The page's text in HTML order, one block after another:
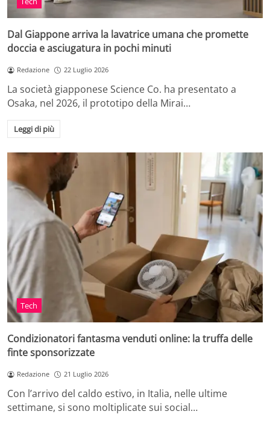
Dal Giappone arriva la lavatrice umana che promette
doccia e asciugatura in pochi minuti
Redazione 22 Luglio 2026
La società giapponese Science Co. ha presentato a
Osaka, nel 2026, il prototipo della Mirai…
Leggi di più
Tech
Condizionatori fantasma venduti online: la truffa delle
finte sponsorizzate
Redazione 21 Luglio 2026
Con l’arrivo del caldo estivo, in Italia, nelle ultime
settimane, si sono moltiplicate sui social…